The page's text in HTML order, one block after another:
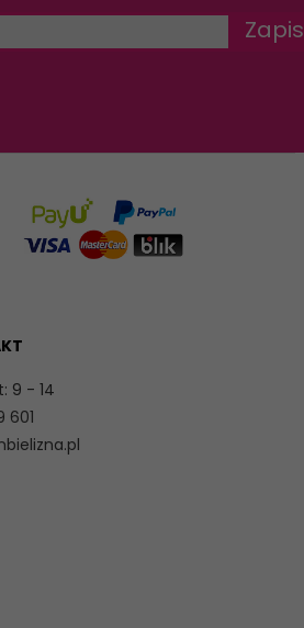
9 - 14
601